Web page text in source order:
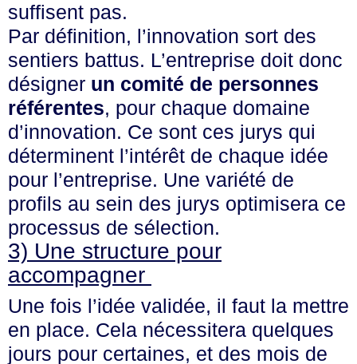
suffisent pas.
Par définition, l’innovation sort des
sentiers battus. L’entreprise doit donc
désigner un comité de personnes
référentes, pour chaque domaine
d’innovation. Ce sont ces jurys qui
déterminent l’intérêt de chaque idée
pour l’entreprise. Une variété de
profils au sein des jurys optimisera ce
processus de sélection.
3) Une structure pour
accompagner
Une fois l’idée validée, il faut la mettre
en place. Cela nécessitera quelques
jours pour certaines, et des mois de